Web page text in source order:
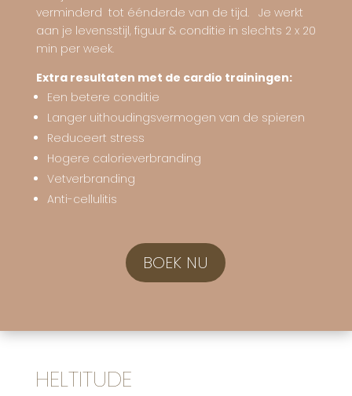
verminderd tot éénderde van de tijd. Je werkt
aan je levensstijl, figuur & conditie in slechts 2 x 20
min per week.
Extra resultaten met de cardio trainingen:
Een betere conditie
Langer uithoudingsvermogen van de spieren
Reduceert stress
Hogere calorieverbranding
Vetverbranding
Anti-cellulitis
BOEK NU
HELTITUDE